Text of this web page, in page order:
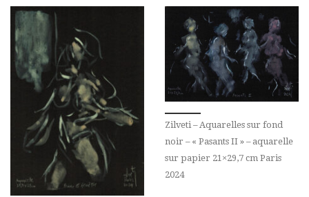
Zilveti – Aquarelles sur fond
noir – « Pasants II » – aquarelle
sur papier 21×29,7 cm Paris
2024